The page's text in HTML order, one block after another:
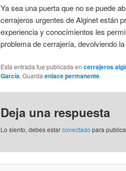
Ya sea una puerta que no se puede
cerrajeros urgentes de Alginet están
experiencia y conocimientos les
problema de cerrajería, devolviendo
Esta entrada fue publicada en cerrajeros
García. Guarda enlace permanente.
Deja una respuesta
Lo siento, debes estarconectado para